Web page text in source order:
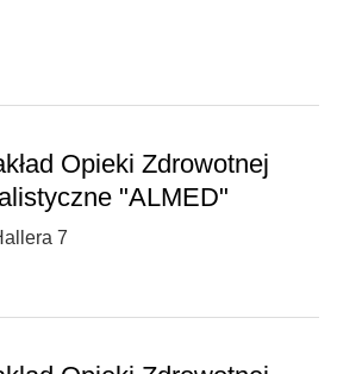
Opieki Zdrowotnej
"ALMED"
7